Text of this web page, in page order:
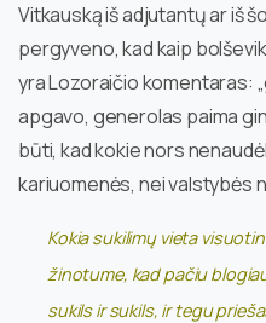
Vitkauską iš adjutantų ar iš
pergyveno, kad kaip
yra Lozoraičio komentaras:
apgavo, generolas paima
būti, kad kokie nors
kariuomenės, nei valstybės
Kokia sukilimų vieta
žinotume, kad pačiu
sukils ir sukils, ir tegu